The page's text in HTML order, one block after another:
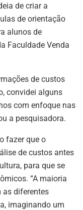
de criar a
de orientação
alunos de
Faculdade Venda
de custos
convidei alguns
com enfoque nas
a pesquisadora.
fazer que o
de custos antes
para que se
“A maioria
as diferentes
imaginando um